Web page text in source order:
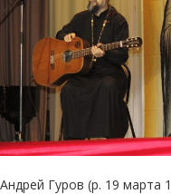
Гуров (р. 19 марта